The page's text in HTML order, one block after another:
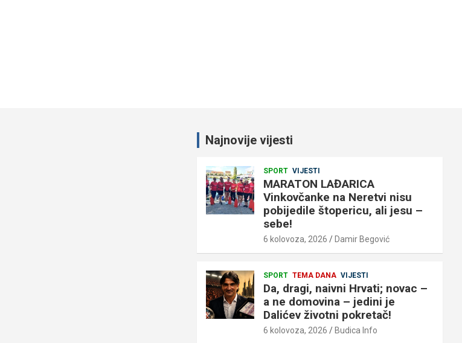
Najnovije vijesti
SPORT VIJESTI
MARATON LAĐARICA
Vinkovčanke na Neretvi nisu
pobijedile štopericu, ali jesu –
sebe!
6 kolovoza, 2026 Damir Begović
SPORT TEMA DANA VIJESTI
Da, dragi, naivni Hrvati; novac –
a ne domovina – jedini je
Dalićev životni pokretač!
6 kolovoza, 2026 Budica Info